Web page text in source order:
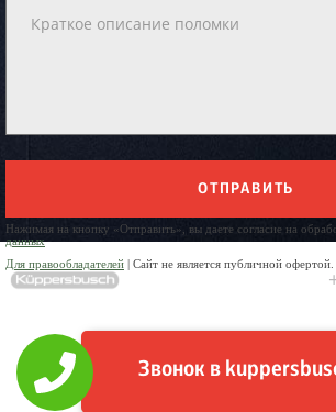
ОТПРАВИТЬ
Нажимая на кнопку «Отправить», вы даете согласие на
данных
Для правообладателей | Сайт не является публичной офертой.
Звонок в